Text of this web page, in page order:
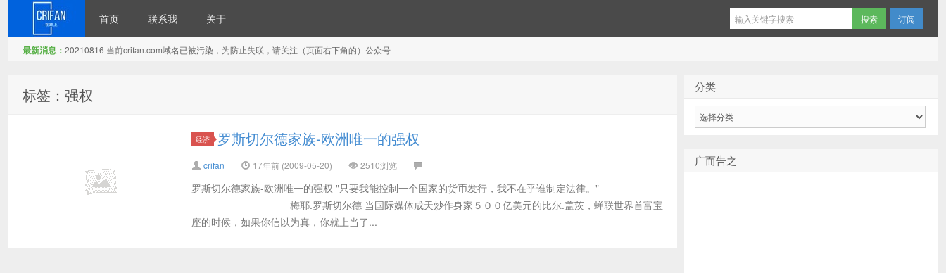
首页 联系我 关于 订阅
最新消息： 20210816 当前crifan.com域名已被污染，为防止失联，请关注（页面右下角的）公众号
标签：强权
经济 罗斯切尔德家族-欧洲唯一的强权
crifan 17年前 (2009-05-20) 2510浏览
罗斯切尔德家族-欧洲唯一的强权 "只要我能控制一个国家的货币发行，我不在乎谁制定法律。"
梅耶.罗斯切尔德 当国际媒体成天炒作身家５００亿美元的比尔.盖茨，蝉联世界首富宝
座的时候，如果你信以为真，你就上当了...
分类
广而告之